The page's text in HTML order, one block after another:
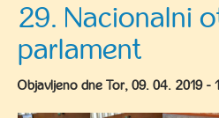
29. Nacionalni
parlament
Objavljeno dne Tor, 09. 04. 2019 -